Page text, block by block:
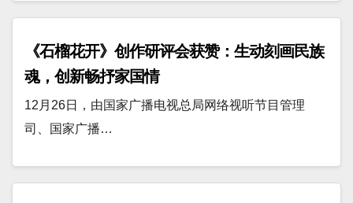
《石榴花开》创作研评会获赞：生动刻画民族
魂，创新畅抒家国情
12月26日，由国家广播电视总局网络视听节目管理
司、国家广播…